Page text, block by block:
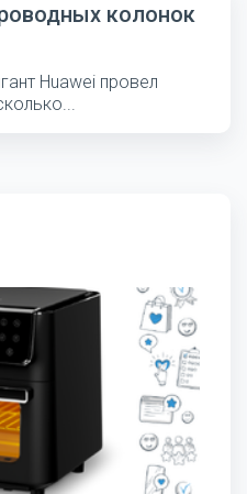
колонок
Huawei провел